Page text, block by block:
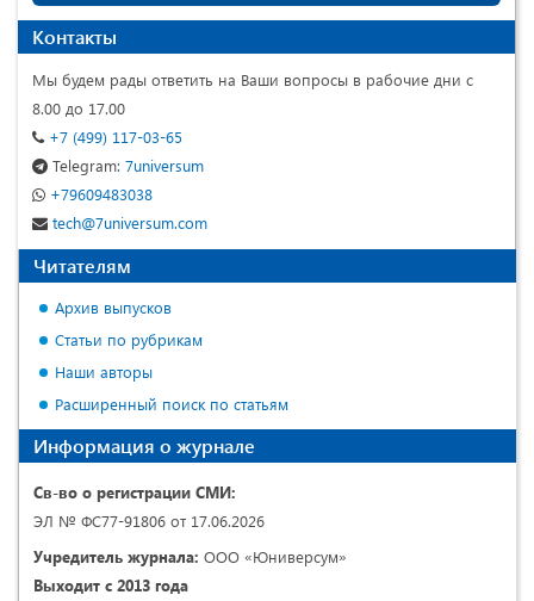
Контакты
Мы будем рады ответить на Ваши вопросы в рабочие дни с
8.00 до 17.00
+7 (499) 117-03-65
Telegram: 7universum
+79609483038
tech@7universum.com
Читателям
Архив выпусков
Статьи по рубрикам
Наши авторы
Расширенный поиск по статьям
Информация о журнале
Св-во о регистрации СМИ:
ЭЛ № ФС77-91806 от 17.06.2026
Учредитель журнала: ООО «Юниверсум»
Выходит с 2013 года